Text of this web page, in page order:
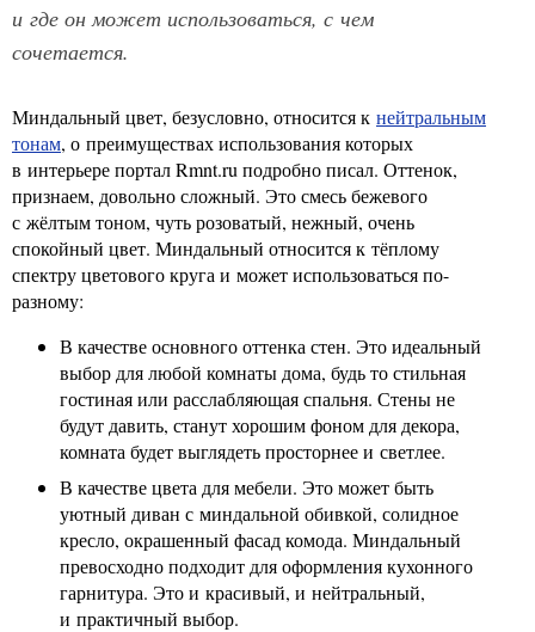
и где он может использоваться, с чем
сочетается.
Миндальный цвет, безусловно, относится к нейтральным
тонам, о преимуществах использования которых
в интерьере портал Rmnt.ru подробно писал. Оттенок,
признаем, довольно сложный. Это смесь бежевого
с жёлтым тоном, чуть розоватый, нежный, очень
спокойный цвет. Миндальный относится к тёплому
спектру цветового круга и может использоваться по-
разному:
В качестве основного оттенка стен. Это идеальный
выбор для любой комнаты дома, будь то стильная
гостиная или расслабляющая спальня. Стены не
будут давить, станут хорошим фоном для декора,
комната будет выглядеть просторнее и светлее.
В качестве цвета для мебели. Это может быть
уютный диван с миндальной обивкой, солидное
кресло, окрашенный фасад комода. Миндальный
превосходно подходит для оформления кухонного
гарнитура. Это и красивый, и нейтральный,
и практичный выбор.